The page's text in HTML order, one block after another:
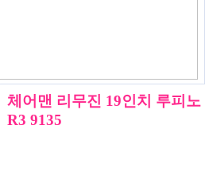
체어맨 리무진 19인치 루피노
R3 9135